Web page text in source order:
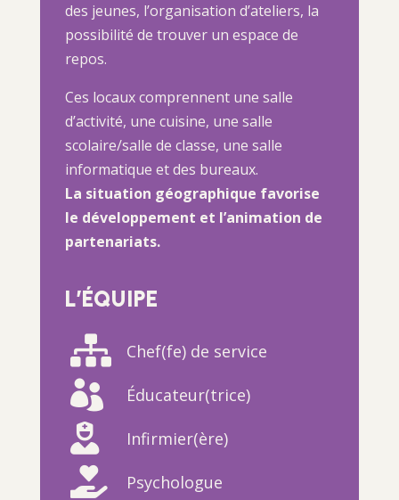
des jeunes, l’organisation d’ateliers, la
possibilité de trouver un espace de
repos.
Ces locaux comprennent une salle
d’activité, une cuisine, une salle
scolaire/salle de classe, une salle
informatique et des bureaux.
La situation géographique favorise
le développement et l’animation de
partenariats.
L’ÉQUIPE
 Chef(fe) de service
 Éducateur(trice)
 Infirmier(ère)
 Psychologue